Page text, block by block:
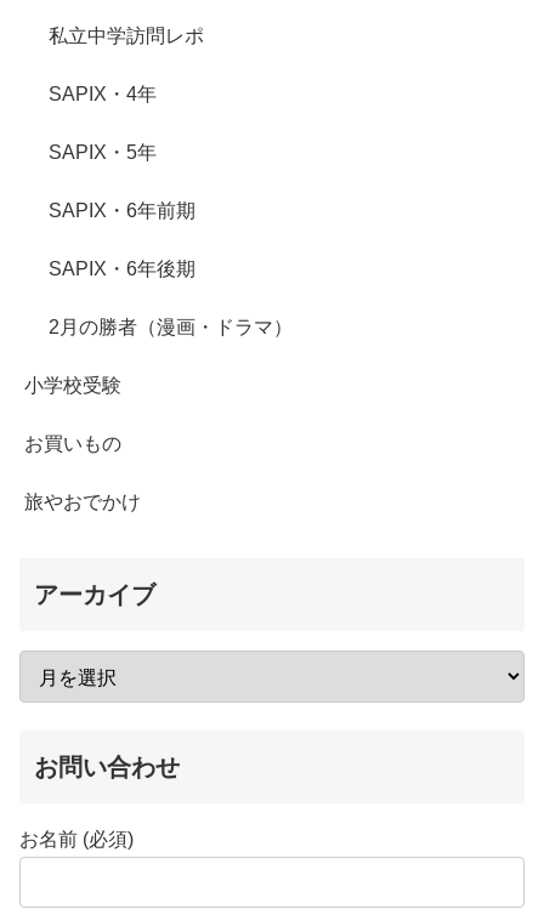
私立中学訪問レポ
SAPIX・4年
SAPIX・5年
SAPIX・6年前期
SAPIX・6年後期
2月の勝者（漫画・ドラマ）
小学校受験
お買いもの
旅やおでかけ
アーカイブ
お問い合わせ
お名前 (必須)